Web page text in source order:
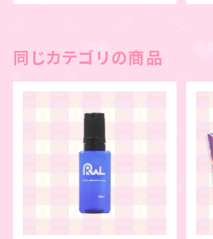
同じカテゴリの商品